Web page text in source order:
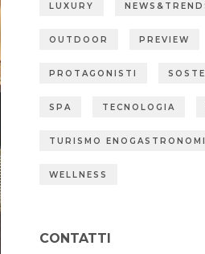
LUXURY
OUTDOOR PREVIEW
PROTAGONISTI
SPA TECNOLOGIA
TURISMO
WELLNESS
CONTATTI